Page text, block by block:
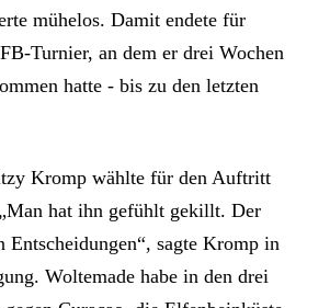
mühelos. Damit endete für
Turnier, an dem er drei Wochen
hatte - bis zu den letzten
Kromp wählte für den Auftritt
hat ihn gefühlt gekillt. Der
Entscheidungen“, sagte Kromp in
Woltemade habe in den drei